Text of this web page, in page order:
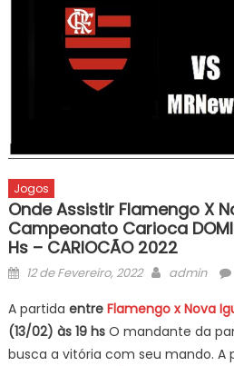
Jogos
Onde Assistir Flamengo X
Campeonato Carioca
Hs – CARIOCÃO 2022
Posted
12 de Fevereiro, 2022 Author
admin
A partida entre Flamengo x Nova
(13/02) às 19 hsO mandante da
busca a vitória com seu mando. A